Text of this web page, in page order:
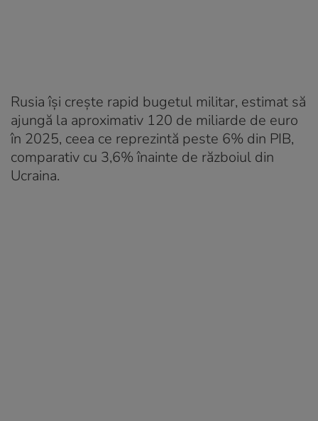
Rusia își crește rapid bugetul militar, estimat să
ajungă la aproximativ 120 de miliarde de euro
în 2025, ceea ce reprezintă peste 6% din PIB,
comparativ cu 3,6% înainte de războiul din
Ucraina.